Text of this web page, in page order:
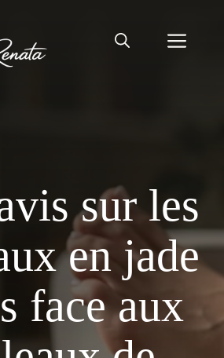
sur les
en jade
face aux